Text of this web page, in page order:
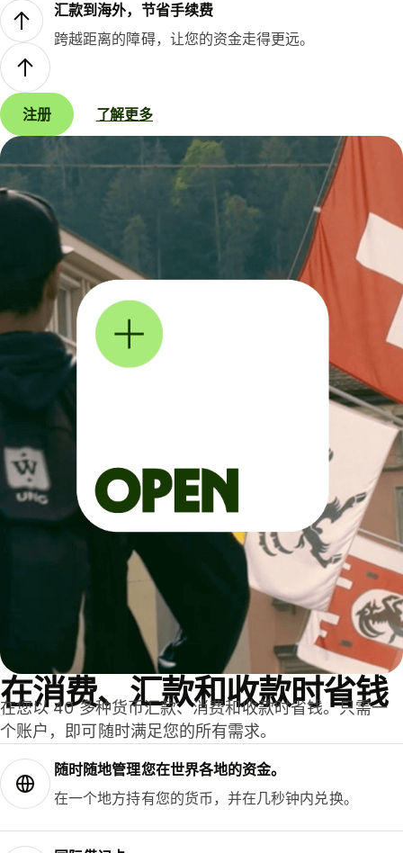
汇款到海外，节省手续费
跨越距离的障碍，让您的资金走得更远。
注册 了解更多
在消费、汇款和收款时省钱
在您以 40 多种货币汇款、消费和收款时省钱。只需一
个账户，即可随时满足您的所有需求。
随时随地管理您在世界各地的资金。
在一个地方持有您的货币，并在几秒钟内兑换。